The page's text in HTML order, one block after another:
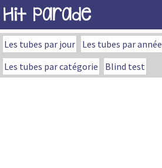
Hit Parade
Les tubes par jour Les tubes par année
Les tubes par catégorie
Blind test